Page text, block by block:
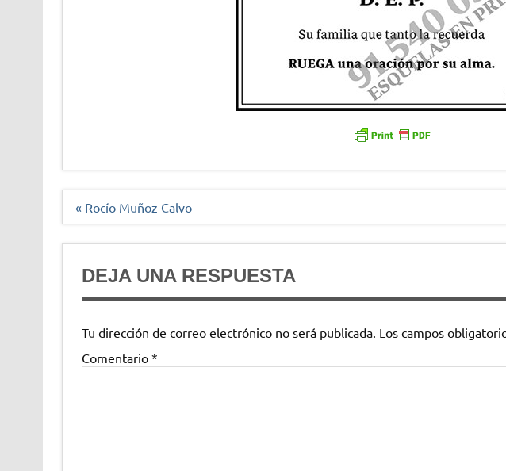
Navegación
« Rocío Muñoz Calvo
DEJA UNA RESPUESTA
Tu dirección de correo electrónico no será publicada. Los campos
Comentario *